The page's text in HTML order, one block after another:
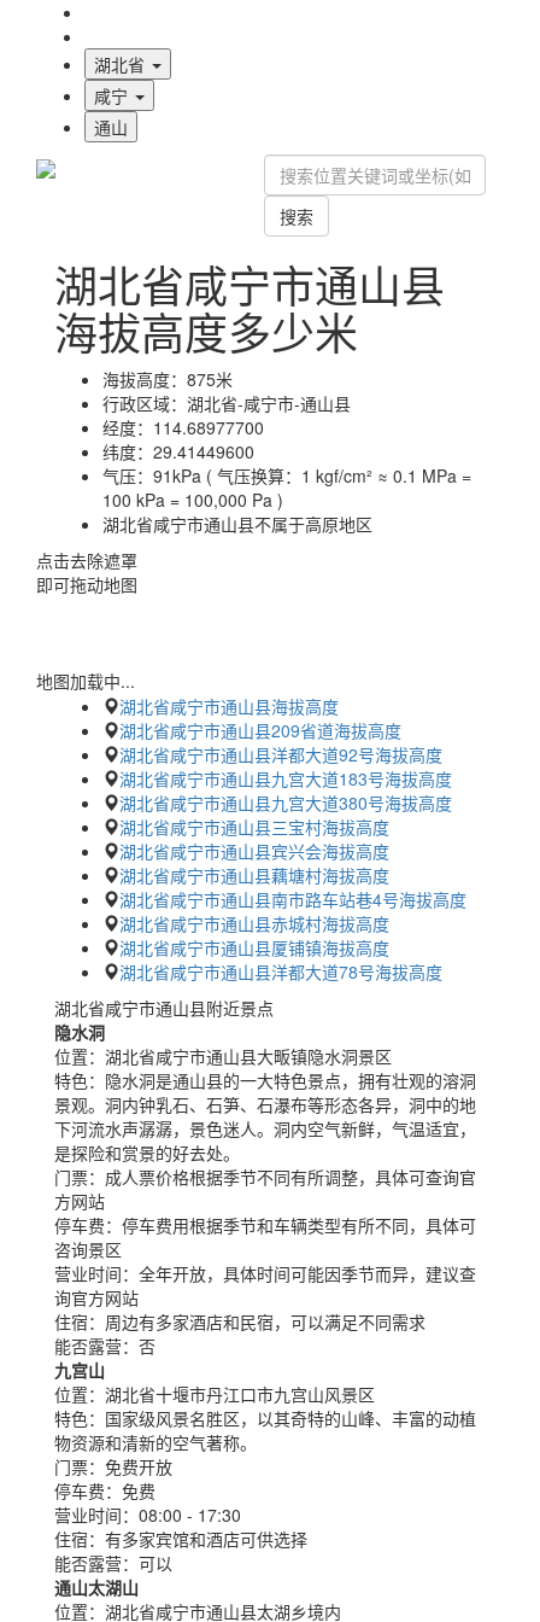
湖北省
咸宁
通山
搜索
湖北省咸宁市通山县
海拔高度多少米
海拔高度： 875米
行政区域： 湖北省-咸宁市-通山县
经度： 114.68977700
纬度： 29.41449600
气压： 91kPa ( 气压换算：1 kgf/cm² ≈ 0.1 MPa =
100 kPa = 100,000 Pa )
湖北省咸宁市通山县不属于高原地区
点击去除遮罩
即可拖动地图
地图加载中...
湖北省咸宁市通山县海拔高度
湖北省咸宁市通山县209省道海拔高度
湖北省咸宁市通山县洋都大道92号海拔高度
湖北省咸宁市通山县九宫大道183号海拔高度
湖北省咸宁市通山县九宫大道380号海拔高度
湖北省咸宁市通山县三宝村海拔高度
湖北省咸宁市通山县宾兴会海拔高度
湖北省咸宁市通山县藕塘村海拔高度
湖北省咸宁市通山县南市路车站巷4号海拔高度
湖北省咸宁市通山县赤城村海拔高度
湖北省咸宁市通山县厦铺镇海拔高度
湖北省咸宁市通山县洋都大道78号海拔高度
湖北省咸宁市通山县附近景点
隐水洞
位置： 湖北省咸宁市通山县大畈镇隐水洞景区
特色： 隐水洞是通山县的一大特色景点，拥有壮观的溶洞
景观。洞内钟乳石、石笋、石瀑布等形态各异，洞中的地
下河流水声潺潺，景色迷人。洞内空气新鲜，气温适宜，
是探险和赏景的好去处。
门票： 成人票价格根据季节不同有所调整，具体可查询官
方网站
停车费： 停车费用根据季节和车辆类型有所不同，具体可
咨询景区
营业时间： 全年开放，具体时间可能因季节而异，建议查
询官方网站
住宿： 周边有多家酒店和民宿，可以满足不同需求
能否露营： 否
九宫山
位置： 湖北省十堰市丹江口市九宫山风景区
特色： 国家级风景名胜区，以其奇特的山峰、丰富的动植
物资源和清新的空气著称。
门票： 免费开放
停车费： 免费
营业时间： 08:00 - 17:30
住宿： 有多家宾馆和酒店可供选择
能否露营： 可以
通山太湖山
位置： 湖北省咸宁市通山县太湖乡境内